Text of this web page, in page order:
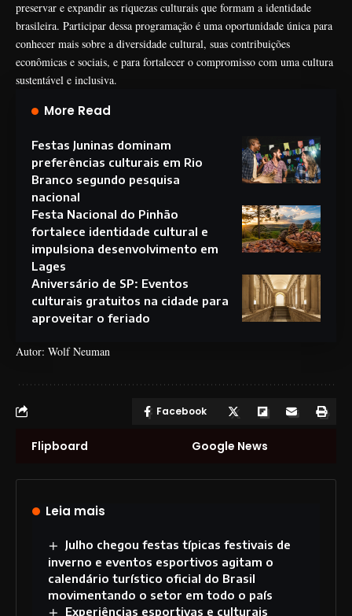
preservar e expandir as riquezas culturais que formam a identidade
brasileira. Participar dessa programação é uma oportunidade única para
conhecer mais sobre a diversidade cultural, suas contribuições
econômicas e sociais, e para fortalecer o compromisso com uma cultura
sustentável e inclusiva.
More Read
Festas Juninas dominam
preferências culturais em Rio
Branco segundo pesquisa
nacional
Festa Nacional do Pinhão
fortalece identidade cultural e
impulsiona desenvolvimento em
Lages
Aniversário de SP: Eventos
culturais gratuitos na cidade para
aproveitar o feriado
Autor: Wolf Neuman
Facebook
Flipboard Google News
Leia mais
Julho chegou festas típicas festivais de
inverno e eventos esportivos agitam o
calendário turístico oficial do Brasil
movimentando o setor em todo o país
Experiências esportivas e culturais